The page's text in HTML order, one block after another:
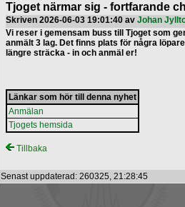
Tjoget närmar sig - fortfarande
Skriven 2026-06-03 19:01:40 av Johan
Vi reser i gemensam buss till Tjoget som
anmält 3 lag. Det finns plats för några
längre sträcka - in och anmäl er!
Länkar som hör till denna nyhet
Anmälan
Tjogets hemsida
Tillbaka
Senast uppdaterad: 260325, 21:28:45